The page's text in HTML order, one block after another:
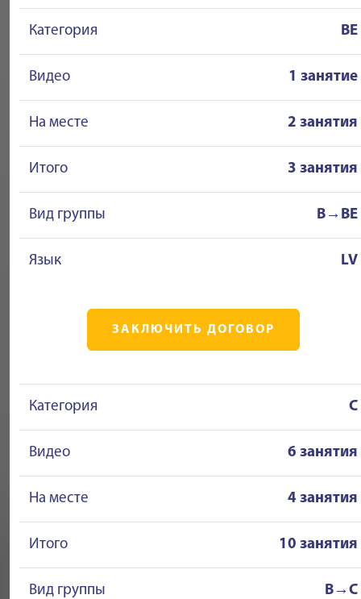
Категория BE
Видео 1 занятие
На месте 2 занятия
Итого 3 занятия
Вид группы B→BE
Язык LV
ЗАКЛЮЧИТЬ ДОГОВОР
Категория C
Видео 6 занятия
На месте 4 занятия
Итого 10 занятия
Вид группы B→C